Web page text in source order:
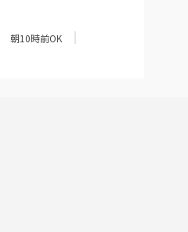
朝10時前OK